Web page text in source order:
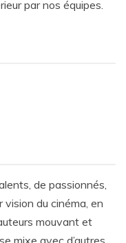
par nos équipes.
de passionnés,
du cinéma, en
mouvant et